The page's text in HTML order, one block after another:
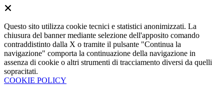
Questo sito utilizza cookie tecnici e statistici anonimizzati. La
chiusura del banner mediante selezione dell'apposito comando
contraddistinto dalla X o tramite il pulsante "Continua la
navigazione" comporta la continuazione della navigazione in
assenza di cookie o altri strumenti di tracciamento diversi da quelli
sopracitati.
COOKIE POLICY